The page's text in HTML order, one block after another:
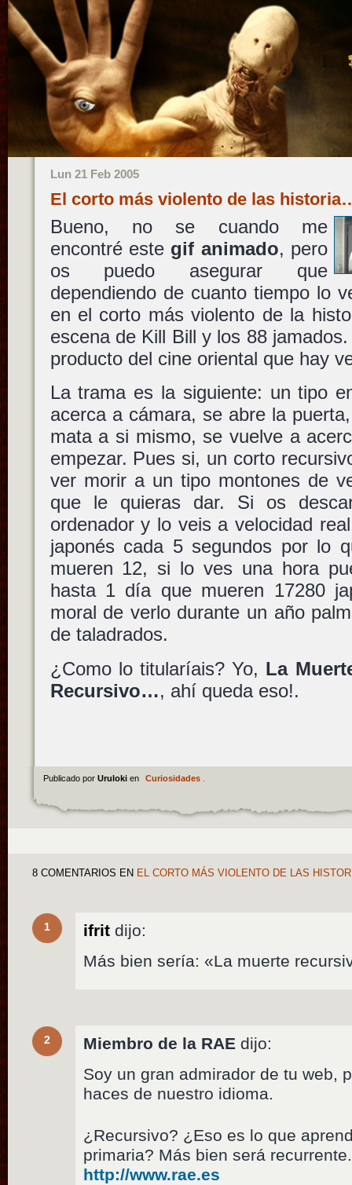
Lun 21 Feb 2005
El corto más violento de las
Bueno, no se cuando me
encontré este gif animado, pero
os puedo asegurar que
dependiendo de cuanto tiempo lo
en el corto más violento de la
escena de Kill Bill y los 88
producto del cine oriental que hay
La trama es la siguiente: un tipo
acerca a cámara, se abre la
mata a si mismo, se vuelve a
empezar. Pues si, un corto
ver morir a un tipo montones de
que le quieras dar. Si os
ordenador y lo veis a velocidad
japonés cada 5 segundos por lo
mueren 12, si lo ves una hora
hasta 1 día que mueren 17280
moral de verlo durante un año
de taladrados.
¿Como lo titularíais? Yo, La
Recursivo…, ahí queda eso!.
Publicado por Uruloki en Curiosidades.
8 COMENTARIOS EN EL CORTO MÁS VIOLENTO DE LAS
1 ifrit dijo:
Más bien sería: «La muerte
2 Miembro de la RAE dijo:
Soy un gran admirador de tu web,
haces de nuestro idioma.
¿Recursivo? ¿Eso es lo que
primaria? Más bien será
http://www.rae.es